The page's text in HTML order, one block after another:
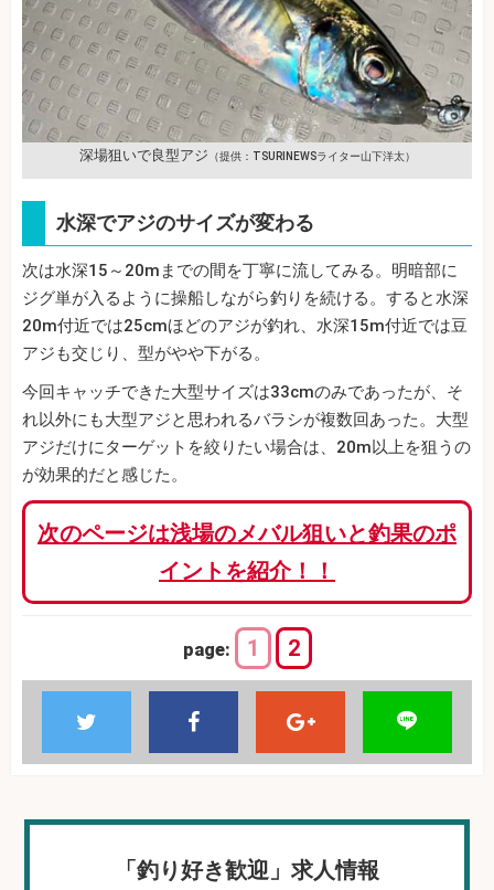
深場狙いで良型アジ （提供：TSURINEWSライター山下洋太）
水深でアジのサイズが変わる
次は水深15～20mまでの間を丁寧に流してみる。明暗部に
ジグ単が入るように操船しながら釣りを続ける。すると水深
20m付近では25cmほどのアジが釣れ、水深15m付近では豆
アジも交じり、型がやや下がる。
今回キャッチできた大型サイズは33cmのみであったが、そ
れ以外にも大型アジと思われるバラシが複数回あった。大型
アジだけにターゲットを絞りたい場合は、20m以上を狙うの
が効果的だと感じた。
次のページは浅場のメバル狙いと釣果のポ
イントを紹介！！
page: 1 2
「釣り好き歓迎」求人情報